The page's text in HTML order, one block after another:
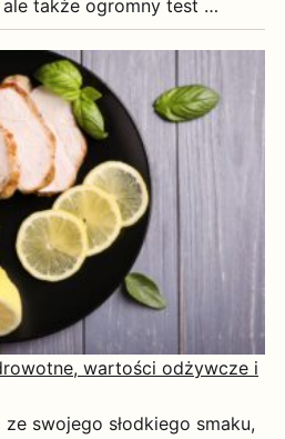
także ogromny test …
wartości odżywcze i
swojego słodkiego smaku,